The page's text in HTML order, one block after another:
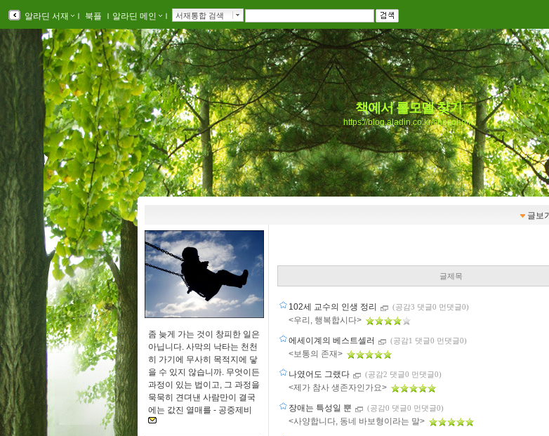
알라딘 서재 ｌ 북플 ｌ 알라딘 메인 ｌ 서재통합 검색
책에서 롤모델 찾기
https://blog.aladin.co.kr/chocoholic
글보기
좀 늦게 가는 것이 창피한 일은
아닙니다. 사막의 낙타는 천천
히 가기에 무사히 목적지에 닿
을 수 있지 않습니까. 무엇이든
과정이 있는 법이고, 그 과정을
묵묵히 견뎌낸 사람만이 결국
에는 값진 열매를 - 공중제비
글제목
102세 교수의 인생 정리 (공감3 댓글0 먼댓글0)
<우리, 행복합시다>
에세이계의 베스트셀러 (공감1 댓글0 먼댓글0)
<보통의 존재>
나였어도 그랬다 (공감2 댓글0 먼댓글0)
<제가 참사 생존자인가요>
장애는 특성일 뿐 (공감0 댓글0 먼댓글0)
<사양합니다, 동네 바보형이라는 말>